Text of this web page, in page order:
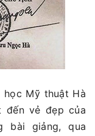
Mỹ thuật Hà
đến vẻ đẹp của
bài giảng, qua